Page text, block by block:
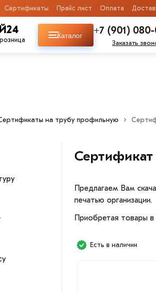
Сертификаты Прайс лист Оплата
Каталог +7 (901)
Заказать
на трубу профильную
Предлагаем Вам
печатью организации.
Приобретая товары
Есть в наличии